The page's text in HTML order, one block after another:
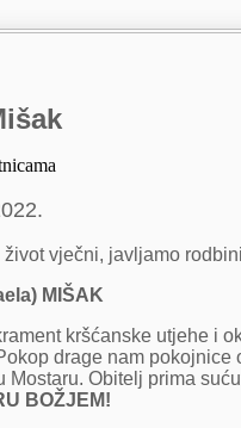
vječni, javljamo
MIŠAK
kršćanske utjehe i
drage nam
Obitelj prima
BOŽJEM!